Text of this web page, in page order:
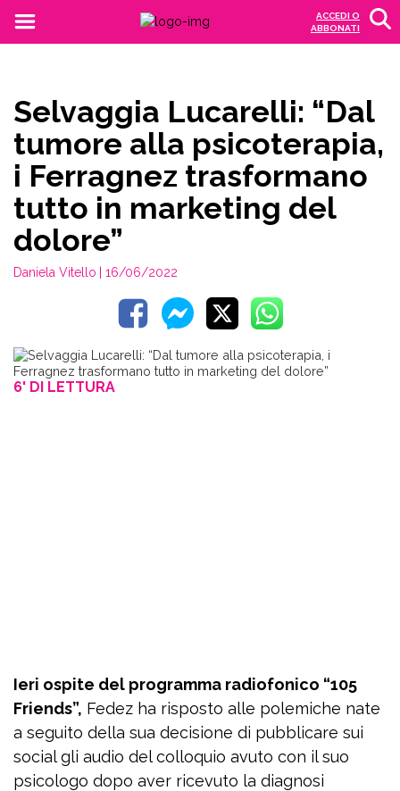
ACCEDI O
ABBONATI
Selvaggia Lucarelli: “Dal
tumore alla psicoterapia,
i Ferragnez trasformano
tutto in marketing del
dolore”
Daniela Vitello | 16/06/2022
6' DI LETTURA
Ieri ospite del programma radiofonico “105
Friends”, Fedez ha risposto alle polemiche nate
a seguito della sua decisione di pubblicare sui
social gli audio del colloquio avuto con il suo
psicologo dopo aver ricevuto la diagnosi